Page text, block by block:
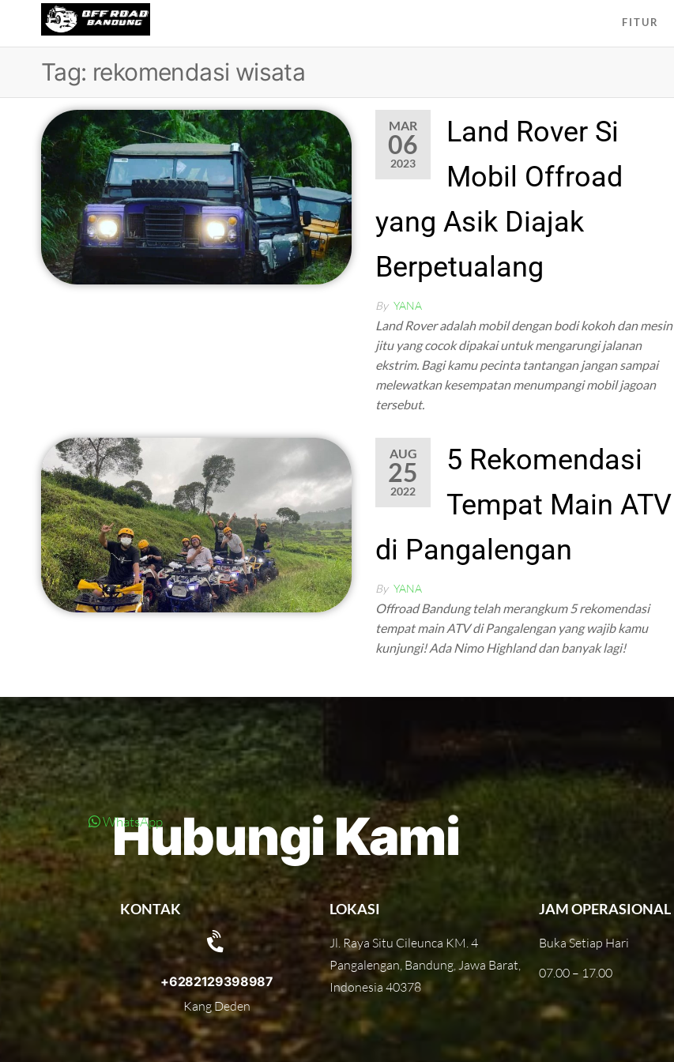
BANDUNG
Offroad
Bandung
FITUR
Tag: rekomendasi wisata
MAR
06
2023
Land Rover Si
Mobil Offroad
yang Asik Diajak
Berpetualang
By YANA
Land Rover adalah mobil dengan bodi kokoh dan mesin
jitu yang cocok dipakai untuk mengarungi jalanan
ekstrim. Bagi kamu pecinta tantangan jangan sampai
melewatkan kesempatan menumpangi mobil jagoan
tersebut.
AUG
25
2022
5 Rekomendasi
Tempat Main ATV
di Pangalengan
By YANA
Offroad Bandung telah merangkum 5 rekomendasi
tempat main ATV di Pangalengan yang wajib kamu
kunjungi! Ada Nimo Highland dan banyak lagi!
Hubungi Kami
KONTAK
+6282129398987
Kang Deden
LOKASI
Jl. Raya Situ Cileunca KM. 4
Pangalengan, Bandung, Jawa Barat,
Indonesia 40378
JAM OPERASIONAL
Buka Setiap Hari
07.00 – 17.00
WhatsApp